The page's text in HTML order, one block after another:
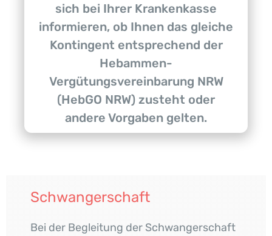
sich bei Ihrer Krankenkasse
informieren, ob Ihnen das gleiche
Kontingent entsprechend der
Hebammen-
Vergütungsvereinbarung NRW
(HebGO NRW) zusteht oder
andere Vorgaben gelten.
Schwangerschaft
Bei der Begleitung der Schwangerschaft